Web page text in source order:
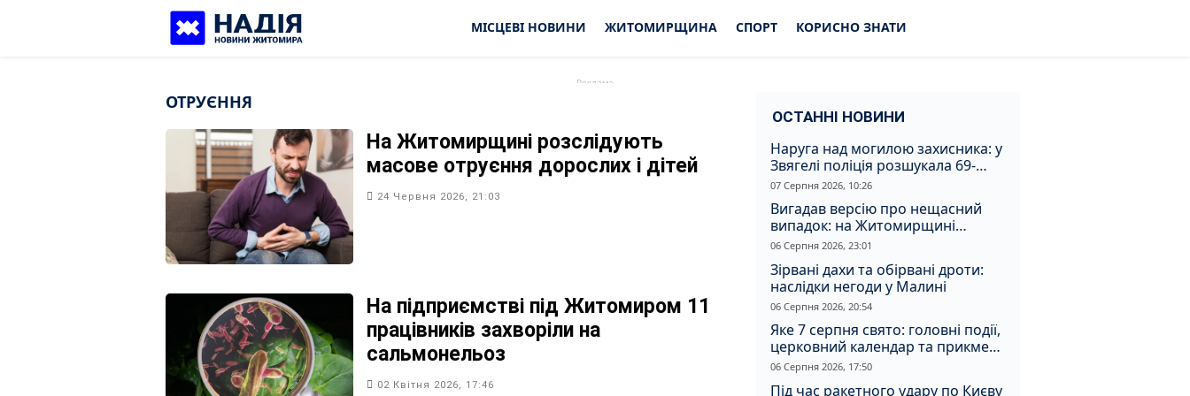
МІСЦЕВІ НОВИНИ ЖИТОМИРЩИНА СПОРТ КОРИСНО ЗНАТИ
ОТРУЄННЯ
На Житомирщині розслідують
масове отруєння дорослих і дітей
24 Червня 2026, 21:03
На підприємстві під Житомиром 11
працівників захворіли на
сальмонельоз
02 Квітня 2026, 17:46
ОСТАННІ НОВИНИ
Наруга над могилою захисника: у
Звягелі поліція розшукала 69-
річного зловмисника
07 Серпня 2026, 10:26
Вигадав версію про нещасний
випадок: на Житомирщині
судитимуть чоловіка за вбивство
06 Серпня 2026, 23:01
Зірвані дахи та обірвані дроти:
наслідки негоди у Малині
06 Серпня 2026, 20:54
Яке 7 серпня свято: головні події,
церковний календар та прикмети
дня
06 Серпня 2026, 17:50
Під час ракетного удару по Києву